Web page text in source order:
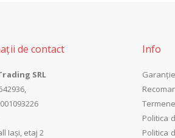
de contact
SRL
Iași, etaj 2
Info
Politica
Politica